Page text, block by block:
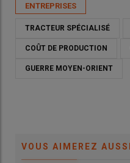
ENTREPRISES
TRACTEUR SPÉCIALISÉ
COÛT DE PRODUCTION
GUERRE MOYEN-ORIENT
VOUS AIMEREZ AUSSI